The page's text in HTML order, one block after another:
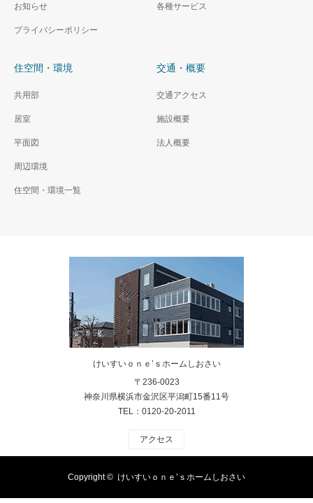
お知らせ
プライバシーポリシー
各種サービス
住空間・環境
共用部
居室
平面図
周辺環境
住空間・環境一覧
交通・概要
交通アクセス
施設概要
法人概要
けいすいｏｎｅ’ｓホームしおさい
〒236-0023
神奈川県横浜市金沢区平潟町15番11号
TEL：0120-20-2011
アクセス
Copyright © けいすいｏｎｅ’ｓホームしおさい